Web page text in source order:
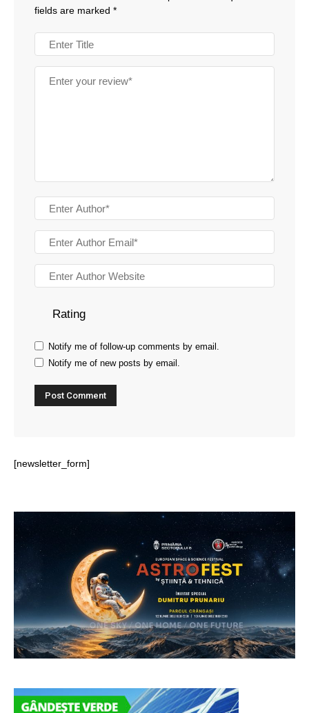
fields are marked *
Rating
Notify me of follow-up comments by email.
Notify me of new posts by email.
[newsletter_form]